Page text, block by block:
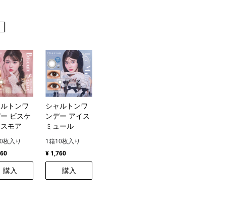
トンワ
ビスケ
モア
枚入り
購入
シャルトンワ
ンデー アイス
ミュール
1箱10枚入り
¥ 1,760
購入